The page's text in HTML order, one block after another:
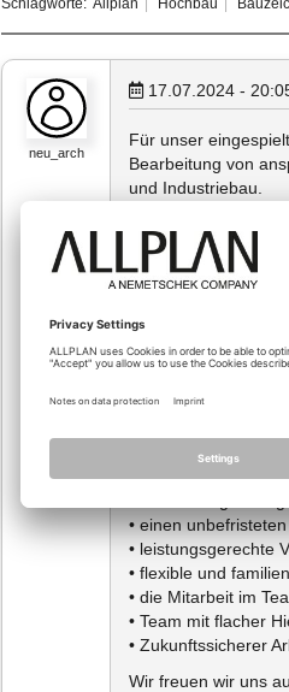
Schlagworte: Allplan Hochbau
neu_arch
17.07.2024 -
Für unser
Bearbeitung von
und Industriebau.
• abgeschlossene
• mind. 2 Jahre
• sehr gute
•
• sehr gute
• Interesse an Ihrer
Wir bieten:
• einen
• leistungsgerechte
• flexible und
• die Mitarbeit im
• Team mit flacher
• Zukunftssicherer
Wir freuen wir uns